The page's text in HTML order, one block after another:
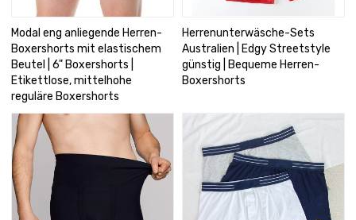
Modal eng anliegende Herren-
Boxershorts mit elastischem
Beutel | 6" Boxershorts |
Etikettlose, mittelhohe
reguläre Boxershorts
Herrenunterwäsche-Sets
Australien | Edgy Streetstyle
günstig | Bequeme Herren-
Boxershorts